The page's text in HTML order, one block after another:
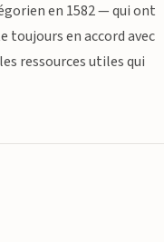
en 1582 — qui ont
toujours en accord avec
ressources utiles qui